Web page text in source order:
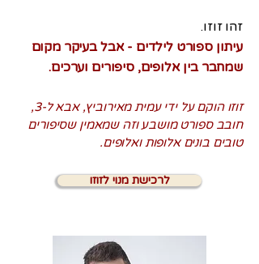
זהו זוזו.
עיתון ספורט לילדים - אבל בעיקר מקום
שמחבר בין אלופים, סיפורים וערכים.
זוזו הוקם על ידי עמית מאירוביץ, אבא ל-3,
חובב ספורט מושבע וזה שמאמין שסיפורים
טובים בונים אלופות ואלופים.
לרכישת מנוי לזוזו